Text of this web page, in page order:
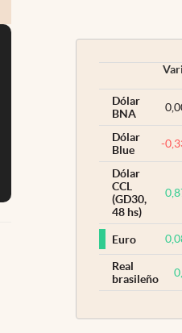
Dólar
BNA
Dólar
Blue
-
Dólar
CCL
(GD30,
48 hs)
Euro
Real
brasileño